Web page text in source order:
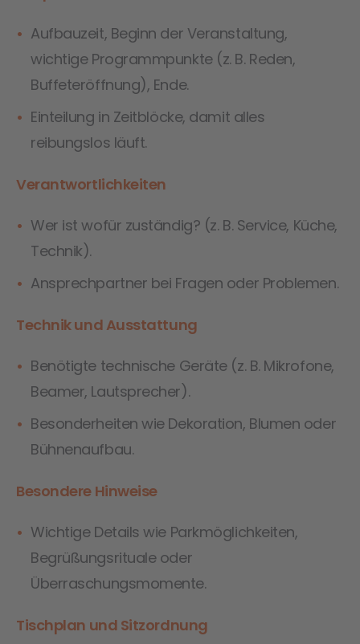
Aufbauzeit, Beginn der Veranstaltung,
wichtige Programmpunkte (z. B. Reden,
Buffeteröffnung), Ende.
Einteilung in Zeitblöcke, damit alles
reibungslos läuft.
Verantwortlichkeiten
Wer ist wofür zuständig? (z. B. Service, Küche,
Technik).
Ansprechpartner bei Fragen oder Problemen.
Technik und Ausstattung
Benötigte technische Geräte (z. B. Mikrofone,
Beamer, Lautsprecher).
Besonderheiten wie Dekoration, Blumen oder
Bühnenaufbau.
Besondere Hinweise
Wichtige Details wie Parkmöglichkeiten,
Begrüßungsrituale oder
Überraschungsmomente.
Tischplan und Sitzordnung